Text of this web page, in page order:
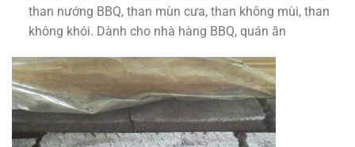
than nướng BBQ, than mùn cưa, than không mùi, than
không khói. Dành cho nhà hàng BBQ, quán ăn